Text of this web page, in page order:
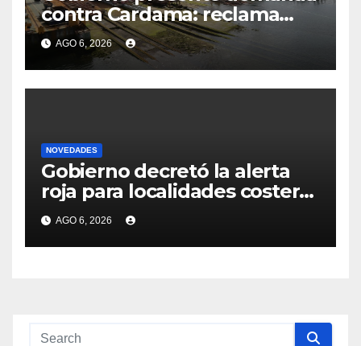
contra Cardama: reclama
cifras millonarias por
perjuicios al Estado y detalla
“dolo”, “mala fe” y una
“fachada” fraudulenta para
AGO 6, 2026
NOVEDADES
Gobierno decretó la alerta
roja para localidades costeras
de Canelones, Maldonado y
Rocha ante la llegada del
ciclón extratropical
AGO 6, 2026